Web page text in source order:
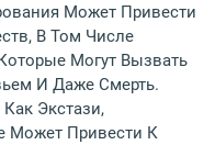
Может Привести
В Том Числе
Могут Вызвать
И Даже Смерть.
Экстази,
Может Привести К